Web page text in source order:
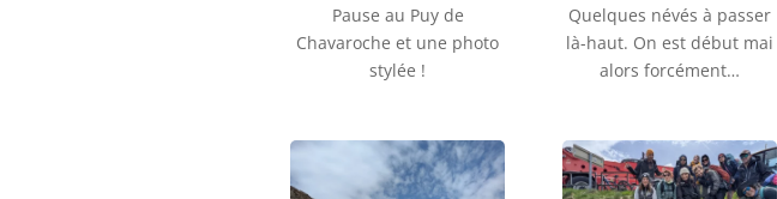
Pause au Puy de
Chavaroche et une photo
stylée !
Quelques névés à passer
là-haut. On est début mai
alors forcément…